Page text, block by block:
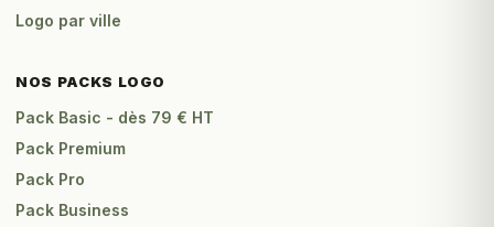
Logo par ville
NOS PACKS LOGO
Pack Basic - dès 79 € HT
Pack Premium
Pack Pro
Pack Business